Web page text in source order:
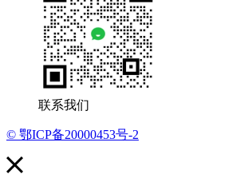
联系我们
© 鄂ICP备20000453号-2